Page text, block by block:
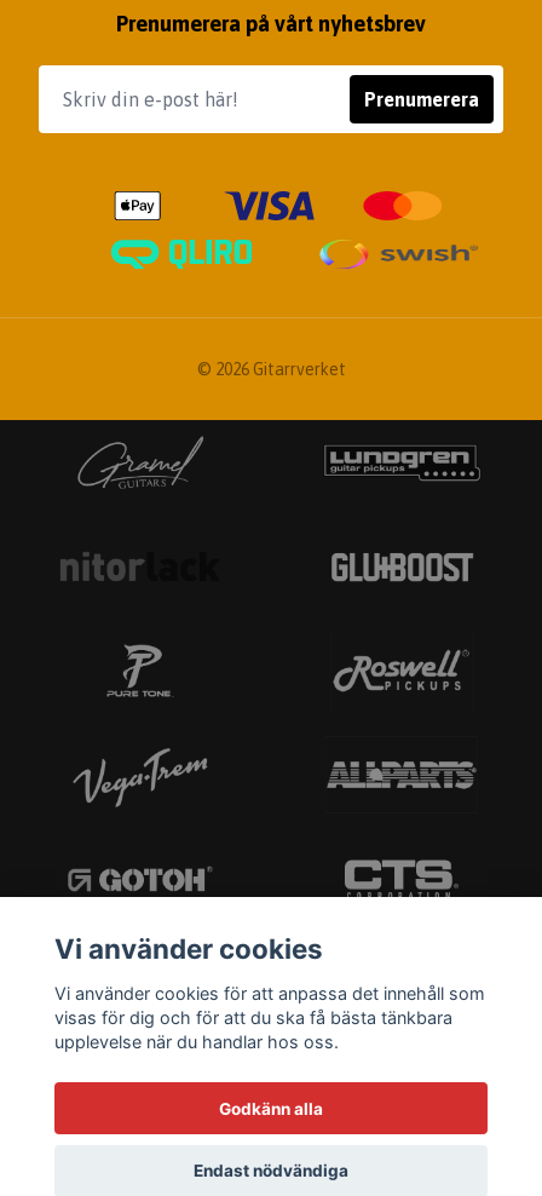
Prenumerera på vårt nyhetsbrev
Prenumerera
© 2026 Gitarrverket
Vi använder cookies
Vi använder cookies för att anpassa det innehåll som
visas för dig och för att du ska få bästa tänkbara
upplevelse när du handlar hos oss.
Godkänn alla
Endast nödvändiga